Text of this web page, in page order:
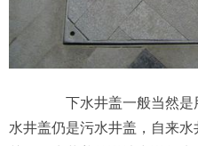
下水井盖一般当然是
水井盖仍是污水井盖，自来